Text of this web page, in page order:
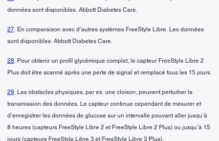
données sont disponibles. Abbott Diabetes Care.
27. En comparaison avec d’autres systèmes FreeStyle Libre. Les données
sont disponibles. Abbott Diabetes Care.
28. Pour obtenir un profil glycémique complet, le capteur FreeStyle Libre 2
Plus doit être scanné après une perte de signal et remplacé tous les 15 jours.
29. Les obstacles physiques, par ex. une cloison, peuvent perturber la
transmission des données. Le capteur continue cependant de mesurer et
d’enregistrer les données de glucose sur un intervalle pouvant aller jusqu’à
8 heures (capteurs FreeStyle Libre 2 et FreeStyle Libre 2 Plus) ou jusqu’à 15
jours (capteurs FreeStyle Libre 3 et FreeStyle Libre 3 Plus).